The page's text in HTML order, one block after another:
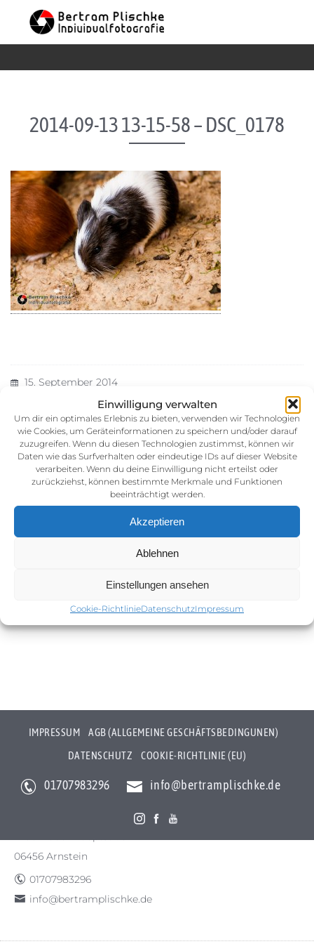
Einwilligung verwalten
Um dir ein optimales Erlebnis zu bieten, verwenden wir Technologien
wie Cookies, um Geräteinformationen zu speichern und/oder darauf
zuzugreifen. Wenn du diesen Technologien zustimmst, können wir
Daten wie das Surfverhalten oder eindeutige IDs auf dieser Website
verarbeiten. Wenn du deine Einwilligung nicht erteilst oder
zurückziehst, können bestimmte Merkmale und Funktionen
beeinträchtigt werden.
Akzeptieren
Ablehnen
Einstellungen ansehen
Cookie-RichtlinieDatenschutzImpressum
Skip to content
2014-09-13 13-15-58 – DSC_0178
15. September 2014
AGB (Allgemeine Geschäftsbedingunen)
IMPRESSUM
AGB (ALLGEMEINE GESCHÄFTSBEDINGUNEN)
DATENSCHUTZ
COOKIE-RICHTLINIE (EU)
01707983296 info@bertramplischke.de
Bertram Plischke Individualfotografie
06456 Arnstein
01707983296
info@bertramplischke.de